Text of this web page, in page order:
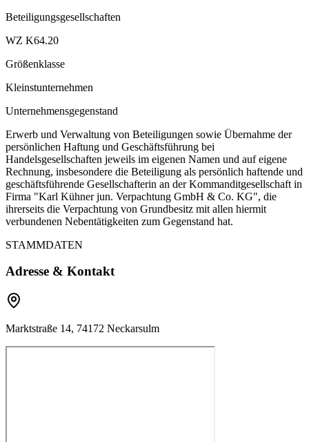
Beteiligungsgesellschaften
WZ K64.20
Größenklasse
Kleinstunternehmen
Unternehmensgegenstand
Erwerb und Verwaltung von Beteiligungen sowie Übernahme der
persönlichen Haftung und Geschäftsführung bei
Handelsgesellschaften jeweils im eigenen Namen und auf eigene
Rechnung, insbesondere die Beteiligung als persönlich haftende und
geschäftsführende Gesellschafterin an der Kommanditgesellschaft in
Firma "Karl Kühner jun. Verpachtung GmbH & Co. KG", die
ihrerseits die Verpachtung von Grundbesitz mit allen hiermit
verbundenen Nebentätigkeiten zum Gegenstand hat.
STAMMDATEN
Adresse & Kontakt
Marktstraße 14, 74172 Neckarsulm